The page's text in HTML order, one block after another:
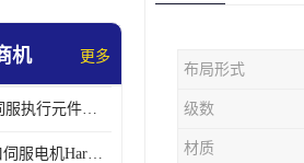
机 更多
哈默纳科 AC伺服执行元件扁平型SHA系列 议价
monic德国进口伺服电机Har中国总代理单价
布局形式
级数
材质